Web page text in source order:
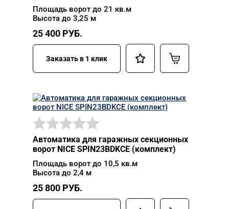
Площадь ворот до 21 кв.м
Высота до 3,25 м
25 400 РУБ.
Заказать в 1 клик
Автоматика для гаражных секционных
ворот NICE SPIN23BDKCE (комплект)
Площадь ворот до 10,5 кв.м
Высота до 2,4 м
25 800 РУБ.